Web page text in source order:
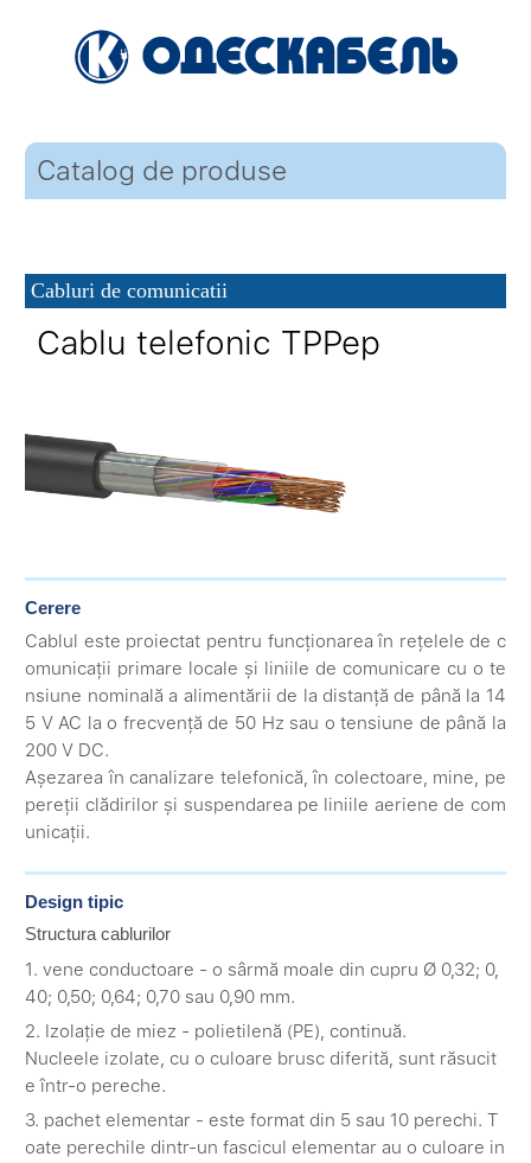
Catalog de produse
Cabluri de comunicatii
Cablu telefonic TPPep
Cerere
Cablul este proiectat pentru funcționarea în rețelele de c
omunicații primare locale și liniile de comunicare cu o te
nsiune nominală a alimentării de la distanță de până la 14
5 V AC la o frecvență de 50 Hz sau o tensiune de până la
200 V DC.
Așezarea în canalizare telefonică, în colectoare, mine, pe
pereții clădirilor și suspendarea pe liniile aeriene de com
unicații.
Design tipic
Structura cablurilor
1. vene conductoare - o sârmă moale din cupru Ø 0,32; 0,
40; 0,50; 0,64; 0,70 sau 0,90 mm.
2. Izolație de miez - polietilenă (PE), continuă.
Nucleele izolate, cu o culoare brusc diferită, sunt răsucit
e într-o pereche.
3. pachet elementar - este format din 5 sau 10 perechi. T
oate perechile dintr-un fascicul elementar au o culoare in